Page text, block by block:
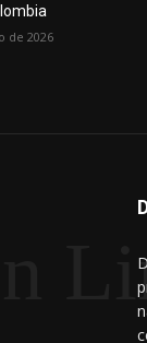
de 2026